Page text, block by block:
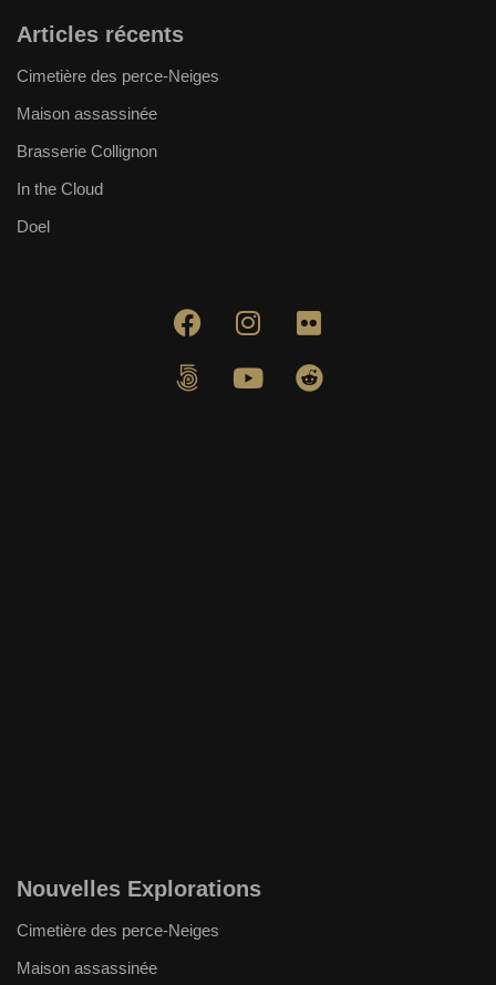
Articles récents
Cimetière des perce-Neiges
Maison assassinée
Brasserie Collignon
In the Cloud
Doel
Nouvelles Explorations
Cimetière des perce-Neiges
Maison assassinée